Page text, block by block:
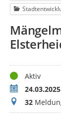
StatusAktiv
Zeitraum24.03.2025
Meldungen
32